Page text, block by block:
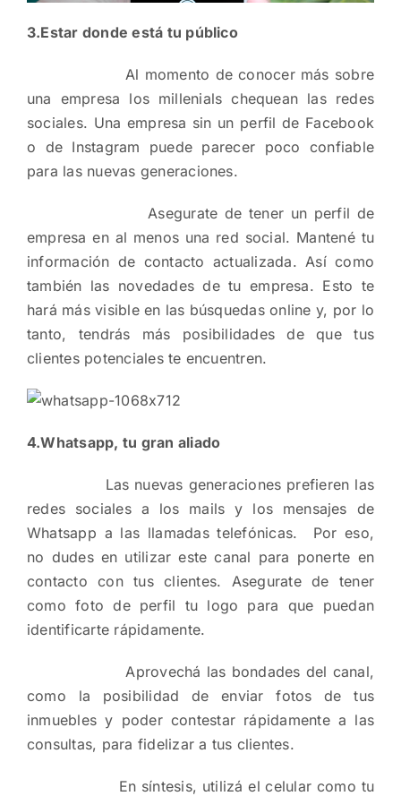
3.Estar donde está tu público
Al momento de conocer más sobre
una empresa los millenials chequean las redes
sociales. Una empresa sin un perfil de Facebook
o de Instagram puede parecer poco confiable
para las nuevas generaciones.
Asegurate de tener un perfil de
empresa en al menos una red social. Mantené tu
información de contacto actualizada. Así como
también las novedades de tu empresa. Esto te
hará más visible en las búsquedas online y, por lo
tanto, tendrás más posibilidades de que tus
clientes potenciales te encuentren.
4.Whatsapp, tu gran aliado
Las nuevas generaciones prefieren las
redes sociales a los mails y los mensajes de
Whatsapp a las llamadas telefónicas. Por eso,
no dudes en utilizar este canal para ponerte en
contacto con tus clientes. Asegurate de tener
como foto de perfil tu logo para que puedan
identificarte rápidamente.
Aprovechá las bondades del canal,
como la posibilidad de enviar fotos de tus
inmuebles y poder contestar rápidamente a las
consultas, para fidelizar a tus clientes.
En síntesis, utilizá el celular como tu